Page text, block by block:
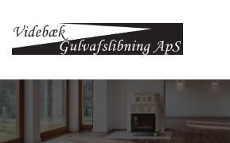
til
hovedindhold